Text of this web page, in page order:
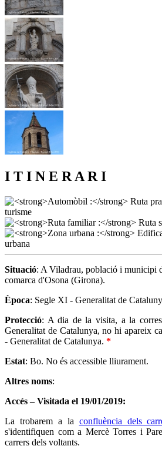
I T I N E R A R I
Situació: A Viladrau, població i municipi
comarca d'Osona (Girona).
Època: Segle XI - Generalitat de
Protecció: A dia de la visita, a la
Generalitat de Catalunya, no hi apareix
- Generalitat de Catalunya. *
Estat: Bo. No és accessible lliurament.
Altres noms:
Accés – Visitada el 19/01/2019:
La trobarem a la confluència dels
s'identifiquen com a Mercè Torres i
carrers dels voltants.